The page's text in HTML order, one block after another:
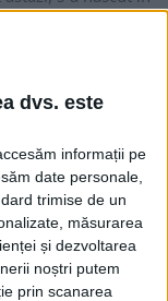
dvs. este
informații pe
date personale,
trimise de un
măsurarea
și dezvoltarea
noștri putem
prin scanarea
în sud-estul...